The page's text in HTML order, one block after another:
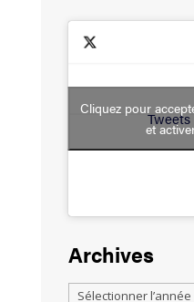
Cliquez pour
et
Archives